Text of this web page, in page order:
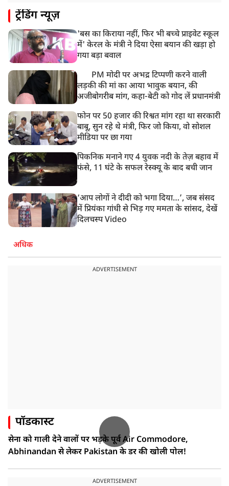
ट्रेंडिंग न्यूज़
'बस का किराया नहीं, फिर भी बच्चे प्राइवेट स्कूल
में' केरल के मंत्री ने दिया ऐसा बयान की खड़ा हो
गया बड़ा बवाल
PM मोदी पर अभद्र टिप्पणी करने वाली
लड़की की मां का आया भावुक बयान, की
अजीबोगरीब मांग, कहा-बेटी को गोद लें प्रधानमंत्री
फोन पर 50 हजार की रिश्वत मांग रहा था सरकारी
बाबू, सुन रहे थे मंत्री, फिर जो किया, वो सोशल
मीडिया पर छा गया
पिकनिक मनाने गए 4 युवक नदी के तेज़ बहाव में
फंसे, 11 घंटे के सफल रेस्क्यू के बाद बची जान
‘आप लोगों ने दीदी को भगा दिया…’, जब संसद
में प्रियंका गांधी से भिड़ गए ममता के सांसद, देखें
दिलचस्प Video
अधिक
ADVERTISEMENT
पॉडकास्ट
सेना को गाली देने वालों पर भड़के पूर्व Air Commodore,
Abhinandan से लेकर Pakistan के डर की खोली पोल!
ADVERTISEMENT